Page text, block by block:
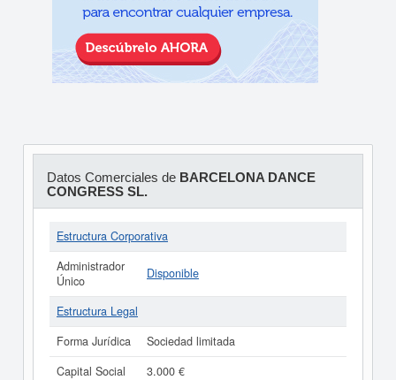
Datos Comerciales de BARCELONA DANCE
CONGRESS SL.
Estructura Corporativa
Administrador
Único
Disponible
Estructura Legal
Forma Jurídica
Sociedad limitada
Capital Social
3.000 €